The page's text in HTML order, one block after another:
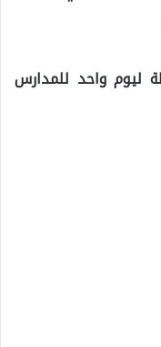
ليوم واحد للمدارس